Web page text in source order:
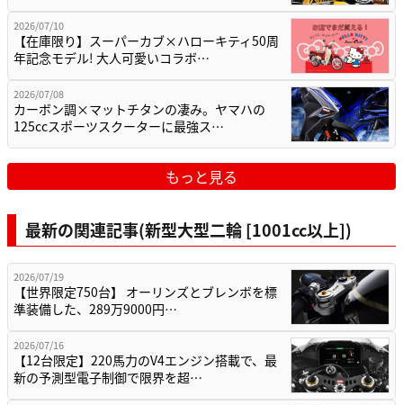
2026/07/10
【在庫限り】スーパーカブ×ハローキティ50周
年記念モデル! 大人可愛いコラボ…
2026/07/08
カーボン調×マットチタンの凄み。ヤマハの
125ccスポーツスクーターに最強ス…
もっと見る
最新の関連記事(新型大型二輪 [1001cc以上])
2026/07/19
【世界限定750台】 オーリンズとブレンボを標
準装備した、289万9000円…
2026/07/16
【12台限定】220馬力のV4エンジン搭載で、最
新の予測型電子制御で限界を超…